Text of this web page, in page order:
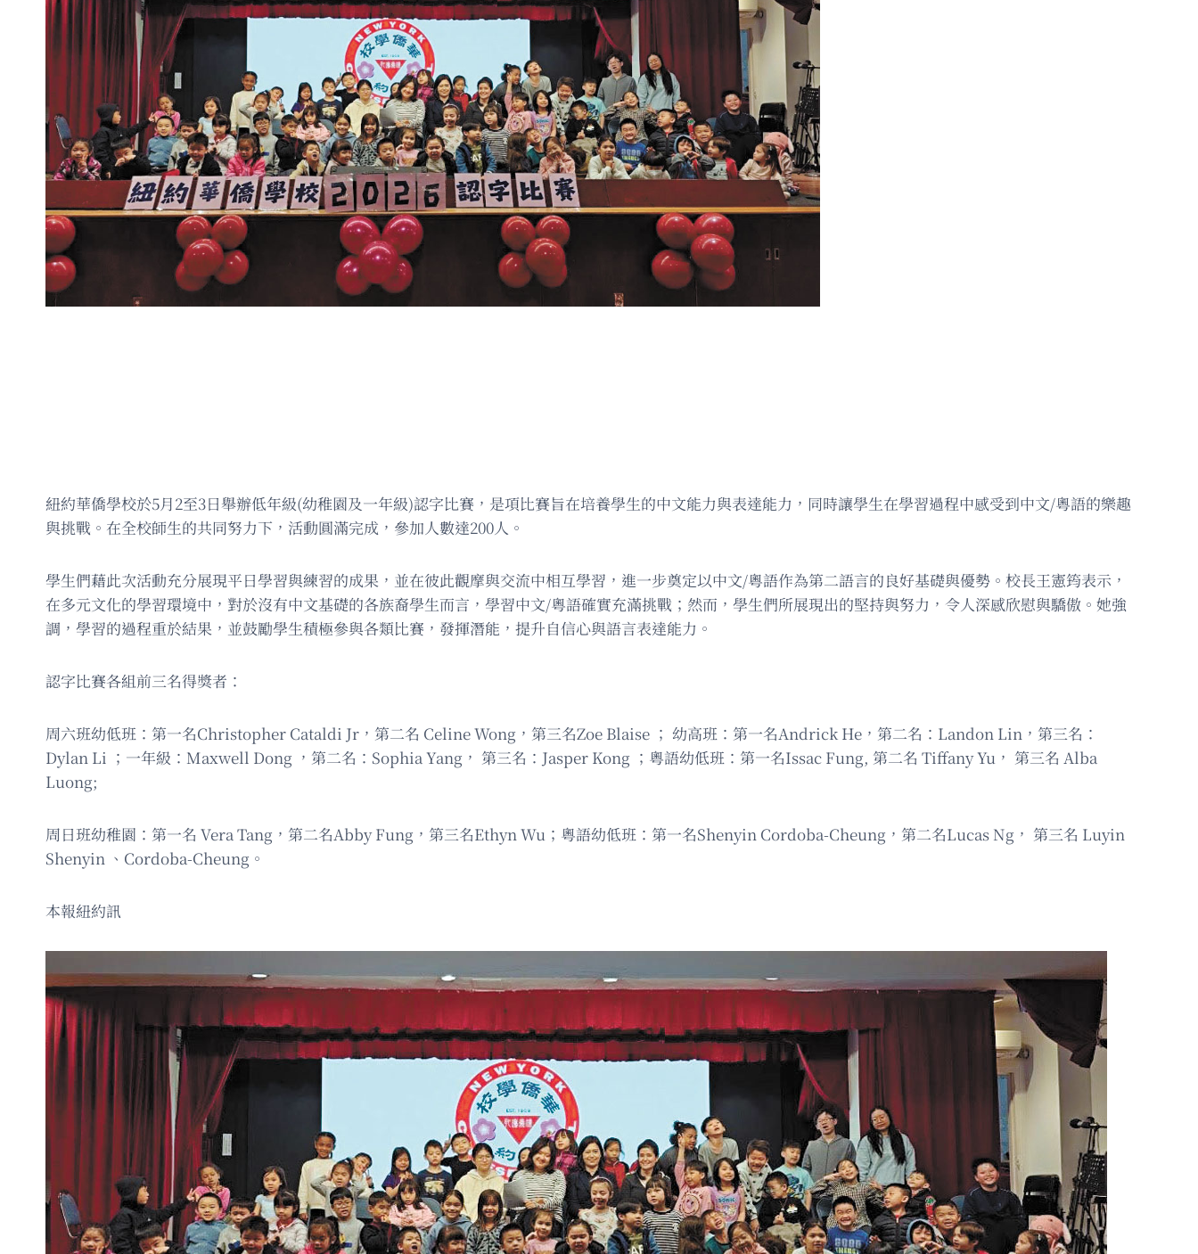
紐約華僑學校於5月2至3日舉辦低年級(幼稚園及一年級)認字比賽，是項比賽旨在培養學生的中文能力與表達能力，同時讓學生在學習過程中感受到中文/粵語的樂趣
與挑戰。在全校師生的共同努力下，活動圓滿完成，參加人數達200人。
學生們藉此次活動充分展現平日學習與練習的成果，並在彼此觀摩與交流中相互學習，進一步奠定以中文/粵語作為第二語言的良好基礎與優勢。校長王憲筠表示，
在多元文化的學習環境中，對於沒有中文基礎的各族裔學生而言，學習中文/粵語確實充滿挑戰；然而，學生們所展現出的堅持與努力，令人深感欣慰與驕傲。她強
調，學習的過程重於結果，並鼓勵學生積極參與各類比賽，發揮潛能，提升自信心與語言表達能力。
認字比賽各組前三名得獎者：
周六班幼低班：第一名Christopher Cataldi Jr，第二名 Celine Wong，第三名Zoe Blaise ； 幼高班：第一名Andrick He，第二名：Landon Lin，第三名：
Dylan Li ；一年級：Maxwell Dong ，第二名：Sophia Yang， 第三名：Jasper Kong ；粵語幼低班：第一名Issac Fung, 第二名 Tiffany Yu， 第三名 Alba
Luong;
周日班幼稚園：第一名 Vera Tang，第二名Abby Fung，第三名Ethyn Wu；粵語幼低班：第一名Shenyin Cordoba-Cheung，第二名Lucas Ng， 第三名 Luyin
Shenyin 、Cordoba-Cheung。
本報紐約訊